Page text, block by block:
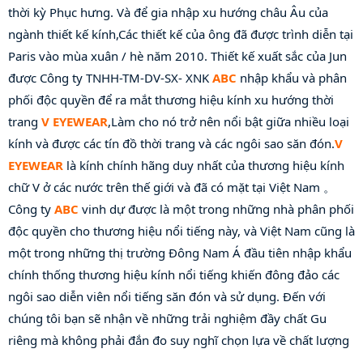
thời kỳ Phục hưng. Và để gia nhập xu hướng châu Âu của
ngành thiết kế kính,Các thiết kế của ông đã được trình diễn tại
Paris vào mùa xuân / hè năm 2010. Thiết kế xuất sắc của Jun
được Công ty TNHH-TM-DV-SX- XNK ABC nhập khẩu và phân
phối độc quyền để ra mắt thương hiệu kính xu hướng thời
trang V EYEWEAR,Làm cho nó trở nên nổi bật giữa nhiều loại
kính và được các tín đồ thời trang và các ngôi sao săn đón.V
EYEWEAR là kính chính hãng duy nhất của thương hiệu kính
chữ V ở các nước trên thế giới và đã có mặt tại Việt Nam 。
Công ty ABC vinh dự được là một trong những nhà phân phối
độc quyền cho thương hiệu nổi tiếng này, và Việt Nam cũng là
một trong những thị trường Đông Nam Á đầu tiên nhập khẩu
chính thống thương hiệu kính nổi tiếng khiến đông đảo các
ngôi sao diễn viên nổi tiếng săn đón và sử dụng. Đến với
chúng tôi bạn sẽ nhận về những trải nghiệm đầy chất Gu
riêng mà không phải đắn đo suy nghĩ chọn lựa về chất lượng